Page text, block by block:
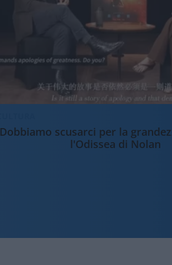
Dobbiamo scusarci per la
l'Odissea di Nolan